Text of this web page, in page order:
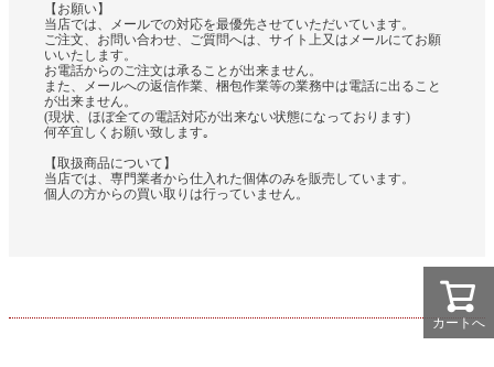
【お願い】
当店では、メールでの対応を最優先させていただいています。
ご注文、お問い合わせ、ご質問へは、サイト上又はメールにてお願
いいたします。
お電話からのご注文は承ることが出来ません。
また、メールへの返信作業、梱包作業等の業務中は電話に出ること
が出来ません。
(現状、ほぼ全ての電話対応が出来ない状態になっております)
何卒宜しくお願い致します｡
【取扱商品について】
当店では、専門業者から仕入れた個体のみを販売しています。
個人の方からの買い取りは行っていません。
カートへ